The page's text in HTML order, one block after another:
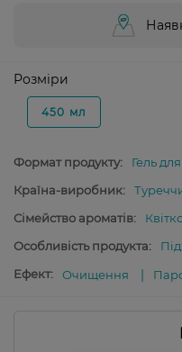
Розміри
450 мл
Формат продукту:
Гель
Країна-виробник:
Сімейство ароматів:
Особливість продукта:
Ефект:
Очищення